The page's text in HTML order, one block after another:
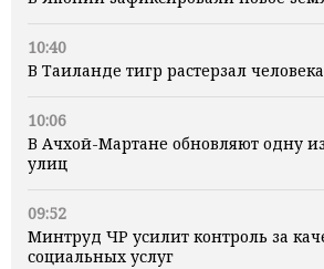
10:40
В Таиланде тигр растерзал человека
10:06
В Ачхой-Мартане обновляют одну
улиц
09:52
Минтруд ЧР усилит контроль за
социальных услуг